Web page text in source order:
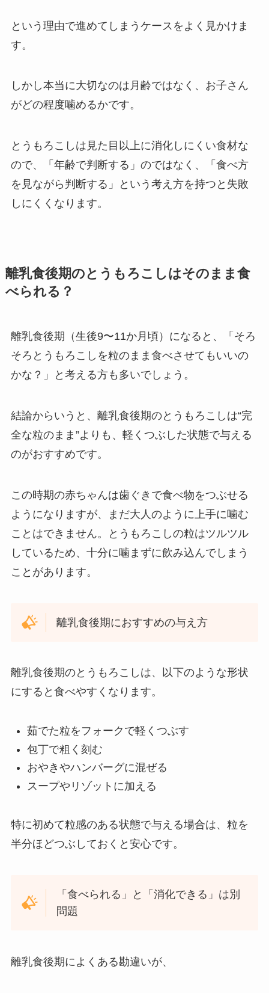
という理由で進めてしまうケースをよく見かけま
す。
しかし本当に大切なのは月齢ではなく、お子さん
がどの程度噛めるかです。
とうもろこしは見た目以上に消化しにくい食材な
ので、「年齢で判断する」のではなく、「食べ方
を見ながら判断する」という考え方を持つと失敗
しにくくなります。
離乳食後期のとうもろこしはそのまま食
べられる？
離乳食後期（生後9〜11か月頃）になると、「そろ
そろとうもろこしを粒のまま食べさせてもいいの
かな？」と考える方も多いでしょう。
結論からいうと、離乳食後期のとうもろこしは“完
全な粒のまま”よりも、軽くつぶした状態で与える
のがおすすめです。
この時期の赤ちゃんは歯ぐきで食べ物をつぶせる
ようになりますが、まだ大人のように上手に噛む
ことはできません。とうもろこしの粒はツルツル
しているため、十分に噛まずに飲み込んでしまう
ことがあります。
離乳食後期におすすめの与え方
離乳食後期のとうもろこしは、以下のような形状
にすると食べやすくなります。
茹でた粒をフォークで軽くつぶす
包丁で粗く刻む
おやきやハンバーグに混ぜる
スープやリゾットに加える
特に初めて粒感のある状態で与える場合は、粒を
半分ほどつぶしておくと安心です。
「食べられる」と「消化できる」は別
問題
離乳食後期によくある勘違いが、